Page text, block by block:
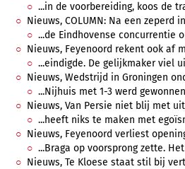
...in de voorbereiding, koos de
Nieuws, COLUMN: Na een zeperd
...de Eindhovense concurrentie
Nieuws, Feyenoord rekent ook af
...eindigde. De gelijkmaker viel ui
Nieuws, Wedstrijd in Groningen
...Nijhuis met 1-3 werd
Nieuws, Van Persie niet blij met
...heeft niks te maken met
Nieuws, Feyenoord verliest
...Braga op voorsprong zette.
Nieuws, Te Kloese staat stil bij